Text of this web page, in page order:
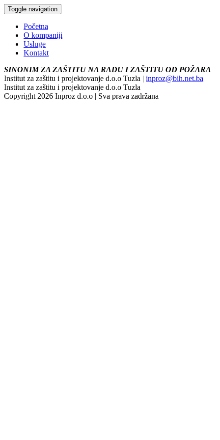
Toggle navigation
Početna
O kompaniji
Usluge
Kontakt
SINONIM ZA ZAŠTITU NA RADU I ZAŠTITU OD POŽARA
Institut za zaštitu i projektovanje d.o.o Tuzla | inproz@bih.net.ba
Institut za zaštitu i projektovanje d.o.o Tuzla
Copyright 2026 Inproz d.o.o | Sva prava zadržana